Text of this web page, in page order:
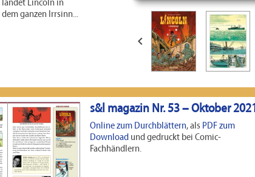

Lincoln in
ganzen Irrsinn...
s&l magazin Nr. 53 – Oktober 2021
Online zum Durchblättern, als PDF zum
Download und gedruckt bei Comic-
Fachhändlern.